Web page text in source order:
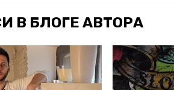
В БЛОГЕ АВТОРА